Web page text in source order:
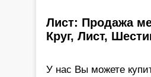
Лист: Продажа
Круг, Лист,
У нас Вы можете